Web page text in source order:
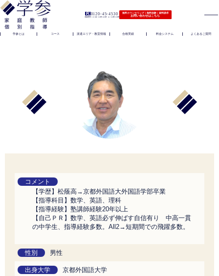
0120-45-4530
（電話受付）火〜金｜11時〜21時 土｜11時〜19時
無料カウンセリング｜無料体験｜資料請求
お問い合わせはこちら
学参とは コース 派遣エリア・教室情報 合格実績 料金システム よくあるご質問
コメント
【学歴】松蔭高→京都外国語大外国語学部卒業
【指導科目】数学、英語、理科
【指導経験】塾講師経験20年以上
【自己ＰＲ】数学、英語必ず伸ばす自信有り 中高一貫
の中学生、指導経験多数。All2→短期間での飛躍多数。
性別 男性
出身大学 京都外国語大学